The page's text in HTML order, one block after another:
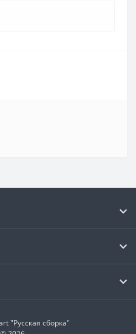
"Русская сборка"